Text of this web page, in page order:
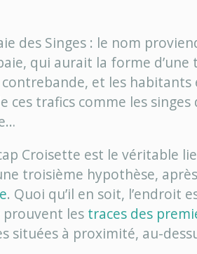
des Singes : le nom
qui aurait la forme d’une
et les
trafics comme les singes
Croisette est le véritable
troisième hypothèse,
. Quoi qu’il en soit, l’endroit
prouvent les traces des
situées à proximité, au-